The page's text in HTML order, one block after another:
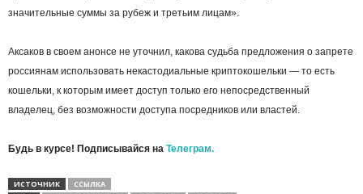
значительные суммы за рубеж и третьим лицам».
Аксаков в своем анонсе не уточнил, какова судьба предложения о запрете
россиянам использовать некастодиальные криптокошельки — то есть
кошельки, к которым имеет доступ только его непосредственный
владелец, без возможности доступа посредников или властей.
Будь в курсе! Подписывайся на Телеграм.
ИСТОЧНИК
ССЫЛКА